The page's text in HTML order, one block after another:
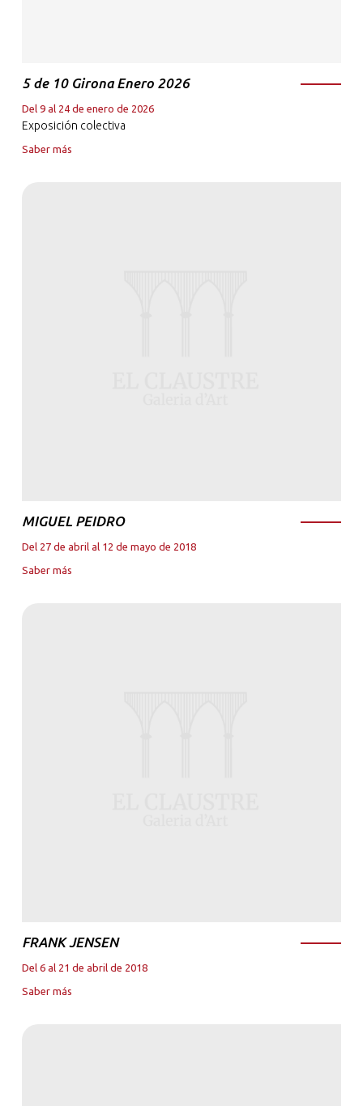
5 de 10 Girona Enero 2026
Del 9 al 24 de enero de 2026
Exposición colectiva
Saber más
MIGUEL PEIDRO
Del 27 de abril al 12 de mayo de 2018
Saber más
FRANK JENSEN
Del 6 al 21 de abril de 2018
Saber más